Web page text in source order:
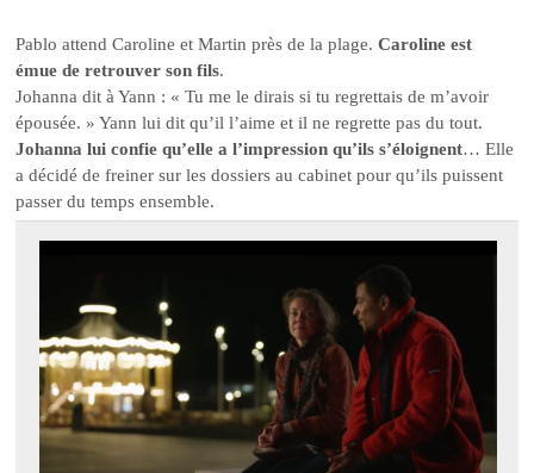
Pablo attend Caroline et Martin près de la plage.Caroline est
émue de retrouver son fils.
Johanna dit à Yann : « Tu me le dirais si tu regrettais de m’avoir
épousée. » Yann lui dit qu’il l’aime et il ne regrette pas du tout.
Johanna lui confie qu’elle a l’impression qu’ils s’éloignent… Elle
a décidé de freiner sur les dossiers au cabinet pour qu’ils puissent
passer du temps ensemble.